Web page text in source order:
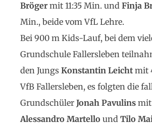
Bröger mit 11:35 Min. und Finja
Min., beide vom VfL Lehre.
Bei 900 m Kids-Lauf, bei dem
Grundschule Fallersleben
den Jungs Konstantin Leicht mit
VfB Fallersleben, es folgten die
Grundschüler Jonah Pavulins mit
Alessandro Martello und Tilo